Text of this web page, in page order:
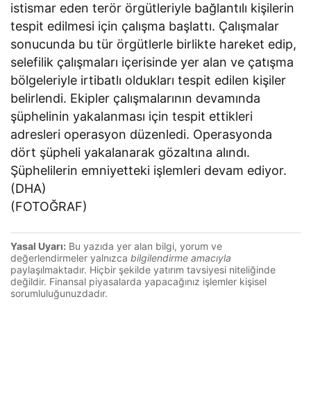
istismar eden terör örgütleriyle bağlantılı kişilerin
tespit edilmesi için çalışma başlattı. Çalışmalar
sonucunda bu tür örgütlerle birlikte hareket edip,
selefilik çalışmaları içerisinde yer alan ve çatışma
bölgeleriyle irtibatlı oldukları tespit edilen kişiler
belirlendi. Ekipler çalışmalarının devamında
şüphelinin yakalanması için tespit ettikleri
adresleri operasyon düzenledi. Operasyonda
dört şüpheli yakalanarak gözaltına alındı.
Şüphelilerin emniyetteki işlemleri devam ediyor.
(DHA)
(FOTOĞRAF)
Yasal Uyarı: Bu yazıda yer alan bilgi, yorum ve
değerlendirmeler yalnızca bilgilendirme amacıyla
paylaşılmaktadır. Hiçbir şekilde yatırım tavsiyesi niteliğinde
değildir. Finansal piyasalarda yapacağınız işlemler kişisel
sorumluluğunuzdadır.